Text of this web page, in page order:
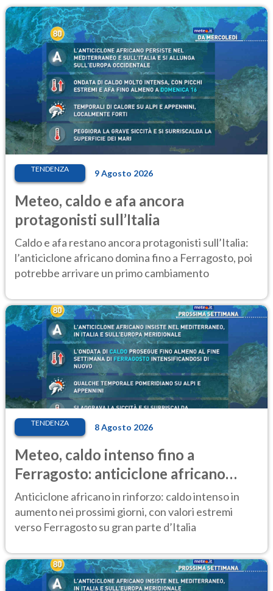
TENDENZA 9 Agosto 2026
Meteo, caldo e afa ancora
protagonisti sull’Italia
Caldo e afa restano ancora protagonisti sull’Italia:
l’anticiclone africano domina fino a Ferragosto, poi
potrebbe arrivare un primo cambiamento
TENDENZA 8 Agosto 2026
Meteo, caldo intenso fino a
Ferragosto: anticiclone africano
ancora protagonista
Anticiclone africano in rinforzo: caldo intenso in
aumento nei prossimi giorni, con valori estremi
verso Ferragosto su gran parte d’Italia